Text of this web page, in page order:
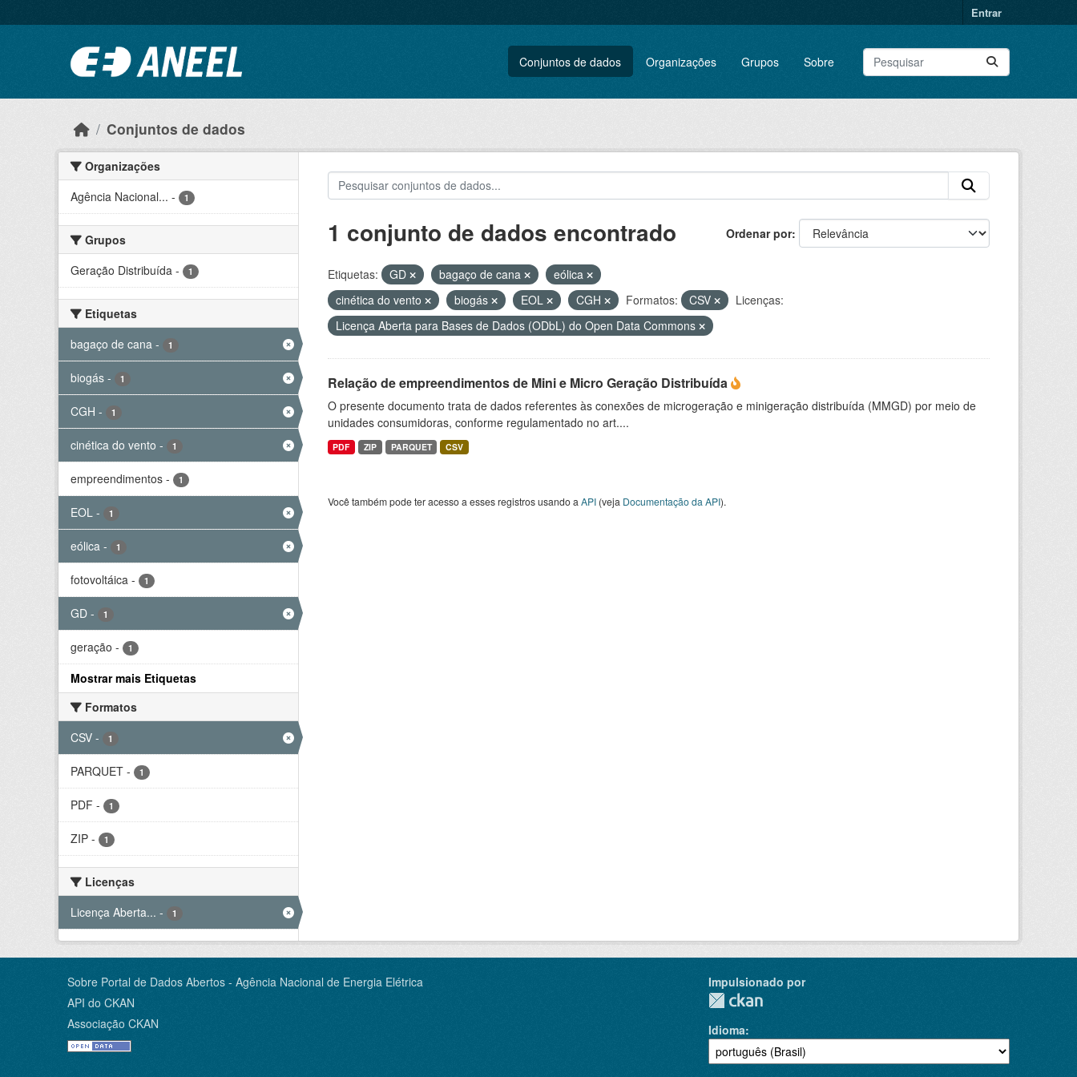
Entrar
Conjuntos de dados Organizações Grupos Sobre
Conjuntos de dados
Organizações
Agência Nacional... - 1
Grupos
Geração Distribuída - 1
Etiquetas
bagaço de cana - 1
biogás - 1
CGH - 1
cinética do vento - 1
empreendimentos - 1
EOL - 1
eólica - 1
fotovoltáica - 1
GD - 1
geração - 1
Mostrar mais Etiquetas
Formatos
CSV - 1
PARQUET - 1
PDF - 1
ZIP - 1
Licenças
Licença Aberta... - 1
Ordenar por
1 conjunto de dados encontrado
Etiquetas: GD bagaço de cana
eólica
cinética do vento
biogás EOL CGH Formatos: CSV
Licenças:
Licença Aberta para Bases de Dados (ODbL) do Open Data Commons
Relação de empreendimentos de Mini e Micro Geração Distribuída
O presente documento trata de dados referentes às conexões de microgeração e minigeração distribuída (MMGD) por meio de
unidades consumidoras, conforme regulamentado no art....
PDF ZIP PARQUET CSV
Você também pode ter acesso a esses registros usando a API(veja Documentação da API).
Sobre Portal de Dados Abertos - Agência Nacional de Energia Elétrica
API do CKAN
Associação CKAN
Impulsionado por
Idioma